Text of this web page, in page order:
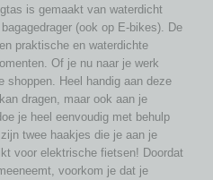
is gemaakt van waterdicht
(ook op E-bikes). De
praktische en waterdichte
Of je nu naar je werk
shoppen. Heel handig aan deze
dragen, maar ook aan je
je heel eenvoudig met behulp
twee haakjes die je aan je
voor elektrische fietsen! Doordat
voorkom je dat je